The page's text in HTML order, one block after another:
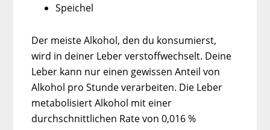
Speichel
Der meiste Alkohol, den du konsumierst,
wird in deiner Leber verstoffwechselt. Deine
Leber kann nur einen gewissen Anteil von
Alkohol pro Stunde verarbeiten. Die Leber
metabolisiert Alkohol mit einer
durchschnittlichen Rate von 0,016 %